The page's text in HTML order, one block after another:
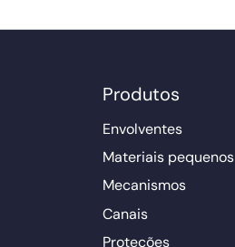
Produtos
Envolventes
Materiais pequenos
Mecanismos
Canais
Proteções